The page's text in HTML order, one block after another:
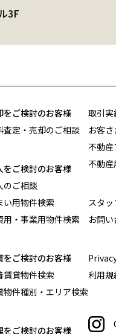
3F
をご検討のお客様
査定・売却のご相談
をご検討のお客様
のご相談
い用物件検索
用・事業用物件検索
をご検討のお客様
賃貸物件検索
物件種別・エリア検索
をご検討のお客様
取引実
お客
不動
不動
スタ
お問
利用規